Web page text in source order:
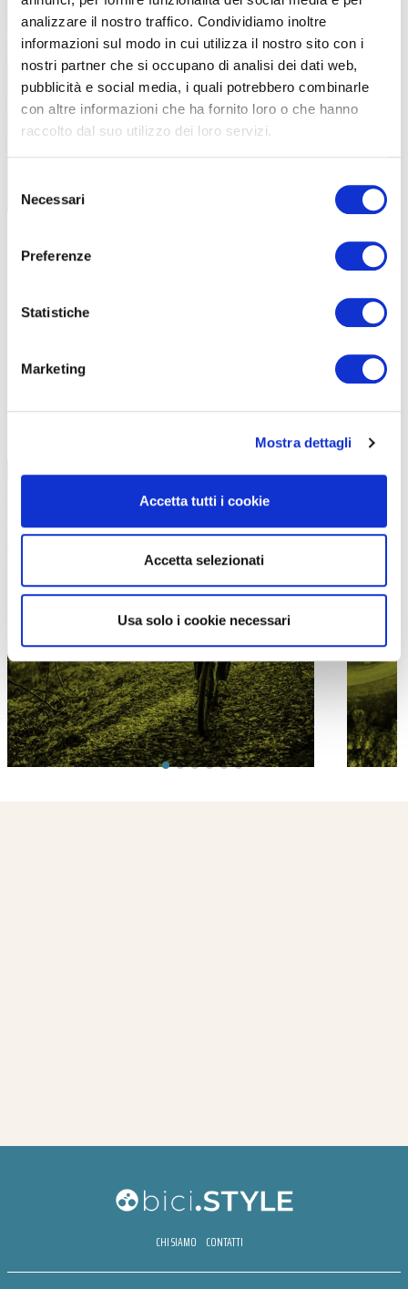
analizzare il nostro traffico. Condividiamo inoltre
informazioni sul modo in cui utilizza il nostro sito con i
nostri partner che si occupano di analisi dei dati web,
pubblicità e social media, i quali potrebbero combinarle
con altre informazioni che ha fornito loro o che hanno
raccolto dal suo utilizzo dei loro servizi.
delNecessari
Preferenze
Statistiche
Marketing
Mostra dettagli
Accetta tutti i cookie
Accetta selezionati
Usa solo i cookie necessari
CORSICA TOUR 2025, PEDALANDO AL
|16-07-2025
PROPOSTE
CHI SIAMO CONTATTI